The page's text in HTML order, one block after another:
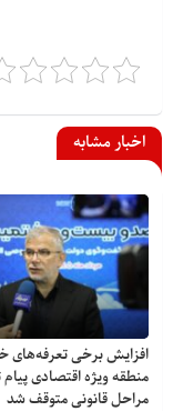
اخبار مشابه
افزایش برخی تعرفه‌های
منطقه ویژه اقتصادی
مراحل قانونی متوقف شد